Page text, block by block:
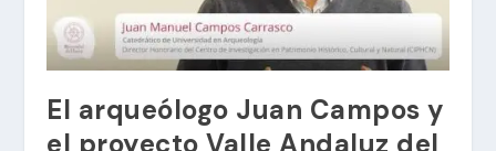
El arqueólogo Juan Campos y